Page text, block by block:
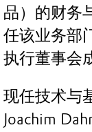
品）的财务
任该业务部
执行董事会
现任技术与
Joachim